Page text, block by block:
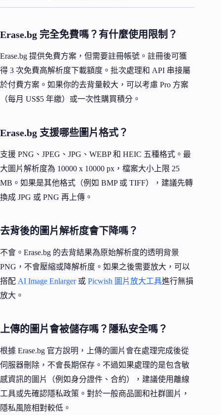
Erase.bg 完全免費嗎？有什麼使用限制？
Erase.bg 提供免費方案，但需要註冊帳號。註冊後可獲
得 3 次免費高解析度下載額度。批次處理和 API 串接屬
於付費方案。如果你的去背量較大，可以考慮 Pro 方案
（每月 US$5 年繳）或一次性購買積分。
Erase.bg 支援哪些圖片格式？
支援 PNG、JPEG、JPG、WEBP 和 HEIC 五種格式。最
大圖片解析度為 10000 x 10000 px，檔案大小上限 25
MB。如果是其他格式（例如 BMP 或 TIFF），建議先轉
換成 JPG 或 PNG 再上傳。
去背後的圖片解析度會下降嗎？
不會。Erase.bg 的去背結果為原始解析度的透明背景
PNG，不會壓縮或降解析度。如果之後需要放大，可以
搭配 AI Image Enlarger或 Picwish 圖片放大工具進行無損
放大。
上傳的圖片會被儲存嗎？隱私安全嗎？
根據 Erase.bg 官方說明，上傳的圖片會在處理完成後從
伺服器刪除，不會長期保存。不過如果處理的是包含敏
感資訊的圖片（例如身分證件、合約），建議使用離線
工具或先確認隱私政策。對於一般商品圖和社群圖片，
隱私風險相對較低。